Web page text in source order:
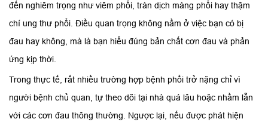
đến nghiêm trọng như viêm phổi, tràn dịch màng phổi hay thậm
chí ung thư phổi. Điều quan trọng không nằm ở việc bạn có bị
đau hay không, mà là bạn hiểu đúng bản chất cơn đau và phản
ứng kịp thời.
Trong thực tế, rất nhiều trường hợp bệnh phổi trở nặng chỉ vì
người bệnh chủ quan, tự theo dõi tại nhà quá lâu hoặc nhầm lẫn
với các cơn đau thông thường. Ngược lại, nếu được phát hiện